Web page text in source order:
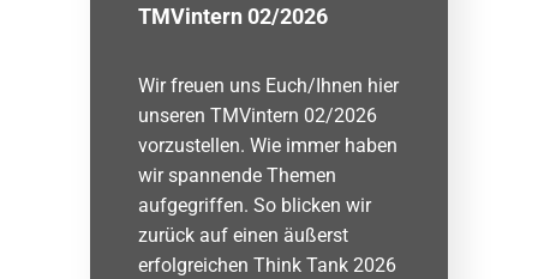
TMVintern 02/2026
Wir freuen uns Euch/Ihnen hier
unseren TMVintern 02/2026
vorzustellen. Wie immer haben
wir spannende Themen
aufgegriffen. So blicken wir
zurück auf einen äußerst
erfolgreichen Think Tank 2026